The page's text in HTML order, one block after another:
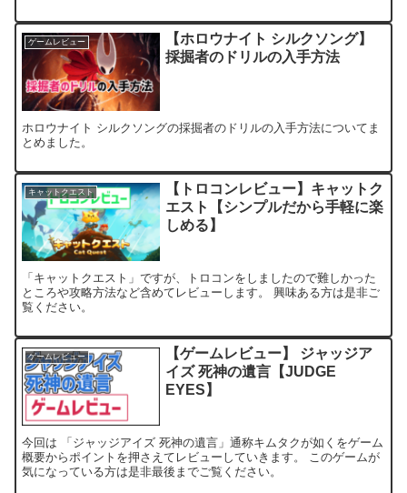
ゲームレビュー
【ホロウナイト シルクソング】
採掘者のドリルの入手方法
ホロウナイト シルクソングの採掘者のドリルの入手方法についてま
とめました。
キャットクエスト
【トロコンレビュー】キャットク
エスト【シンプルだから手軽に楽
しめる】
「キャットクエスト」ですが、トロコンをしましたので難しかった
ところや攻略方法など含めてレビューします。 興味ある方は是非ご
覧ください。
ゲームレビュー
【ゲームレビュー】 ジャッジア
イズ 死神の遺言【JUDGE
EYES】
今回は 「ジャッジアイズ 死神の遺言」通称キムタクが如くをゲーム
概要からポイントを押さえてレビューしていきます。 このゲームが
気になっている方は是非最後までご覧ください。